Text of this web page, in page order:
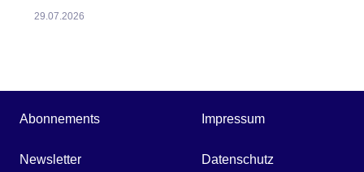
29.07.2026
Abonnements
Newsletter
Impressum
Datenschutz